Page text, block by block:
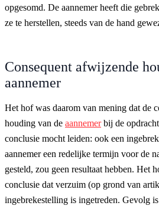
opgesomd. De aannemer heeft die
ze te herstellen, steeds van de hand
Consequent afwijzende
aannemer
Het hof was daarom van mening dat de
houding van de aannemerbij de
conclusie mocht leiden: ook een
aannemer een redelijke termijn voor de
gesteld, zou geen resultaat hebben. Het
conclusie dat verzuim (op grond van
ingebrekestelling is ingetreden. Gevolg